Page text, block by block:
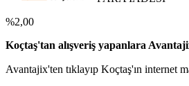
%2,00
Koçtaş'tan alışveriş yapanlara
Avantajix'ten tıklayıp Koçtaş'ın internet